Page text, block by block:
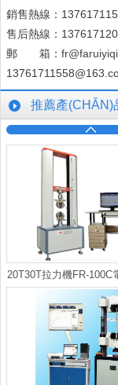
銷售熱線：
售后熱線：
郵 箱：
推薦產(CHǍN)
20T30T拉力機FR-100C